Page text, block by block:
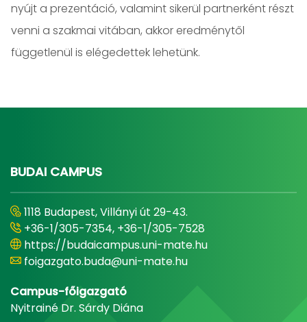
nyújt a prezentáció, valamint sikerül partnerként részt
venni a szakmai vitában, akkor eredménytől
függetlenül is elégedettek lehetünk.
BUDAI CAMPUS
1118 Budapest, Villányi út 29-43.
+36-1/305-7354, +36-1/305-7528
https://budaicampus.uni-mate.hu
foigazgato.buda@uni-mate.hu
Campus-főigazgató
Nyitrainé Dr. Sárdy Diána